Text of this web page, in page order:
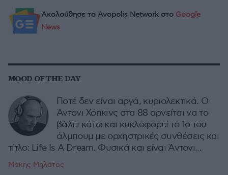
Ακολούθησε το Avopolis Network στο Google
News
MOOD OF THE DAY
Ποτέ δεν είναι αργά, κυριολεκτικά. Ο
Άντονι Χόπκινς στα 88 αρνείται να το
βάλει κάτω και κυκλοφορεί το 1ο του
άλμπουμ με ορχηστρικές συνθέσεις και
τίτλο: Life Is A Dream. Φυσικά και είναι Άντονι...
Μάκης Μηλάτος